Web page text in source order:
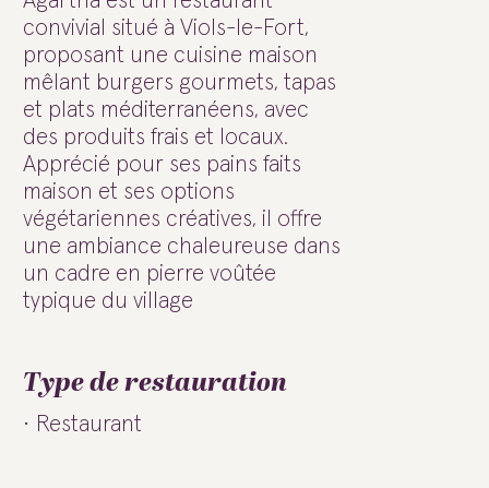
convivial situé à Viols-le-Fort,
proposant une cuisine maison
mêlant burgers gourmets, tapas
et plats méditerranéens, avec
des produits frais et locaux.
Apprécié pour ses pains faits
maison et ses options
végétariennes créatives, il offre
une ambiance chaleureuse dans
un cadre en pierre voûtée
typique du village
Type de restauration
Restaurant